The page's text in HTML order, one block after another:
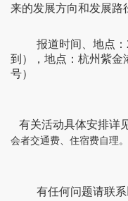
来的发展方向和发展路
报道时间、地点
到），地点：杭州紫金
号）
有关活动具体安排详
会者交通费、住宿费自理。
有任何问题请联系